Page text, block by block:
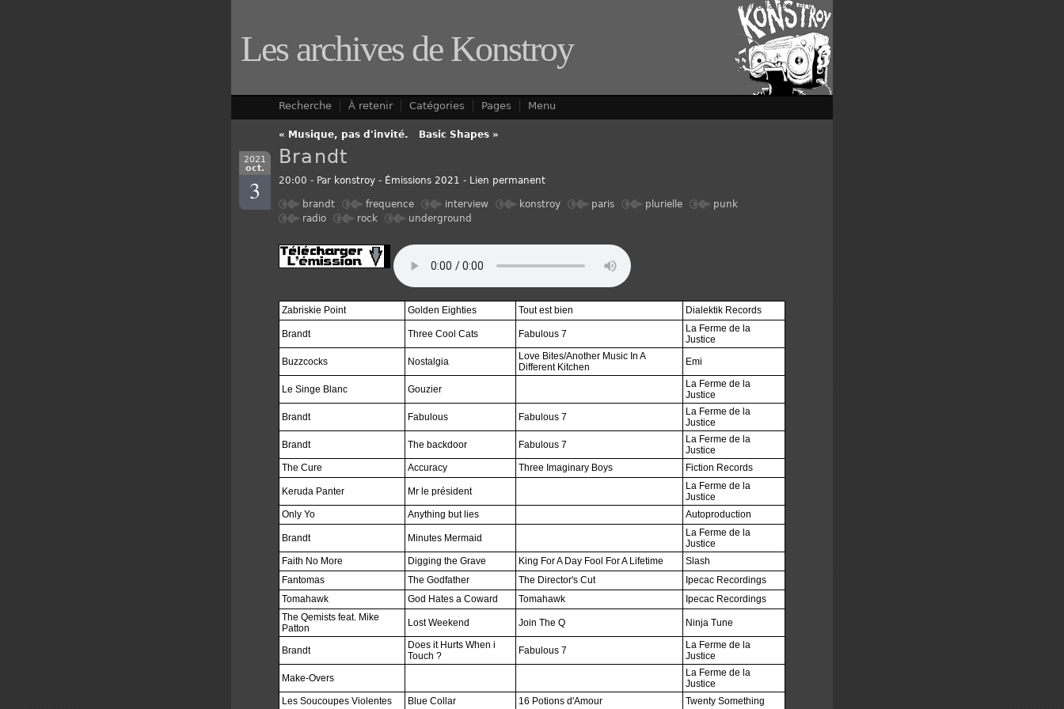
Les archives de Konstroy
Aller à la recherche
Recherche À retenir Catégories Pages Menu
« Musique, pas d'invité. Basic Shapes »
2021
oct.
3
Brandt
20:00 - Par konstroy - Émissions 2021 - Lien permanent
brandt frequence interview konstroy paris plurielle
punk
radio
rock underground
Zabriskie Point Golden Eighties Tout est bien Dialektik Records
Brandt Three Cool Cats Fabulous 7
La Ferme de la
Justice
Buzzcocks
Nostalgia
Love Bites/Another Music In A
Different Kitchen
Emi
Le Singe Blanc Gouzier
La Ferme de la
Justice
Brandt
Fabulous Fabulous 7
La Ferme de la
Justice
Brandt
The backdoor Fabulous 7
La Ferme de la
Justice
The Cure
Accuracy Three Imaginary Boys Fiction Records
Keruda Panter Mr le président
La Ferme de la
Justice
Only Yo
Anything but lies Autoproduction
Brandt Minutes Mermaid
La Ferme de la
Justice
Faith No More
Digging the Grave King For A Day Fool For A Lifetime
Slash
Fantomas
The Godfather The Director's Cut
Ipecac Recordings
Tomahawk
God Hates a Coward Tomahawk
Ipecac Recordings
The Qemists feat. Mike
Patton
Lost Weekend Join The Q Ninja Tune
Brandt
Does it Hurts When i
Touch ?
Fabulous 7
La Ferme de la
Justice
Make-Overs
La Ferme de la
Justice
Les Soucoupes Violentes
Blue Collar 16 Potions d'Amour Twenty Something